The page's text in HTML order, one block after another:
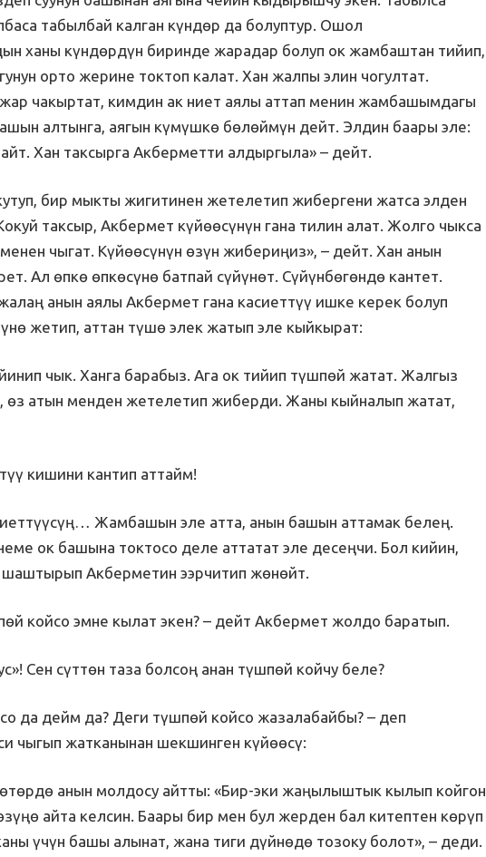
табылбай калган күндөр да болуптур. Ошол
ханы күндөрдүн биринде жарадар болуп ок жамбаштан тийип,
орто жерине токтоп калат. Хан жалпы элин чогултат.
жар чакыртат, кимдин ак ниет аялы аттап менин жамбашымдагы
алтынга, аягын күмүшкө бөлөймүн дейт. Элдин баары эле:
Хан таксырга Акберметти алдыргыла» – дейт.
бир мыкты жигитинен жетелетип жибергени жатса элден
таксыр, Акбермет күйөөсүнүн гана тилин алат. Жолго чыкса
чыгат. Күйөөсүнүн өзүн жибериңиз», – дейт. Хан анын
Ал өпкө өпкөсүнө батпай сүйүнөт. Сүйүнбөгөндө кантет.
анын аялы Акбермет гана касиеттүү ишке керек болуп
жетип, аттан түшө элек жатып эле кыйкырат:
чык. Ханга барабыз. Ага ок тийип түшпөй жатат. Жалгыз
өз атын менден жетелетип жиберди. Жаны кыйналып жатат,
кишини кантип аттайм!
Жамбашын эле атта, анын башын аттамак белең.
ок башына токтосо деле аттатат эле десеңчи. Бол кийин,
шаштырып Акберметин ээрчитип жөнөйт.
койсо эмне кылат экен? – дейт Акбермет жолдо баратып.
Сен сүттөн таза болсоң анан түшпөй койчу беле?
да дейм да? Деги түшпөй койсо жазалабайбы? – деп
чыгып жатканынан шекшинген күйөөсү:
анын молдосу айтты: «Бир-эки жаңылыштык кылып койгон
айта келсин. Баары бир мен бул жерден бал китептен көрүп
үчүн башы алынат, жана тиги дүйнөдө тозоку болот», – деди.